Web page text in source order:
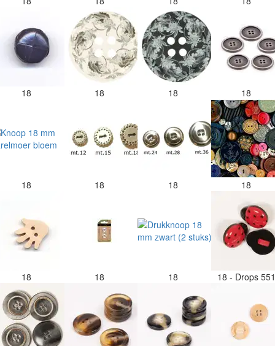
18 18 18 18
18 18 18 18
18 18 18 18 - Drops